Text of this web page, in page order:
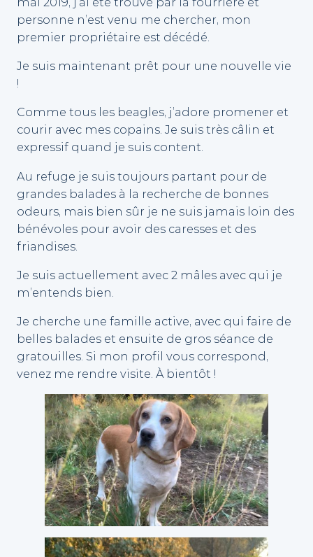
personne n’est venu me chercher, mon
premier propriétaire est décédé.
Je suis maintenant prêt pour une nouvelle vie
!
Comme tous les beagles, j’adore promener et
courir avec mes copains. Je suis très câlin et
expressif quand je suis content.
Au refuge je suis toujours partant pour de
grandes balades à la recherche de bonnes
odeurs, mais bien sûr je ne suis jamais loin des
bénévoles pour avoir des caresses et des
friandises.
Je suis actuellement avec 2 mâles avec qui je
m’entends bien.
Je cherche une famille active, avec qui faire de
belles balades et ensuite de gros séance de
gratouilles. Si mon profil vous correspond,
venez me rendre visite. À bientôt !